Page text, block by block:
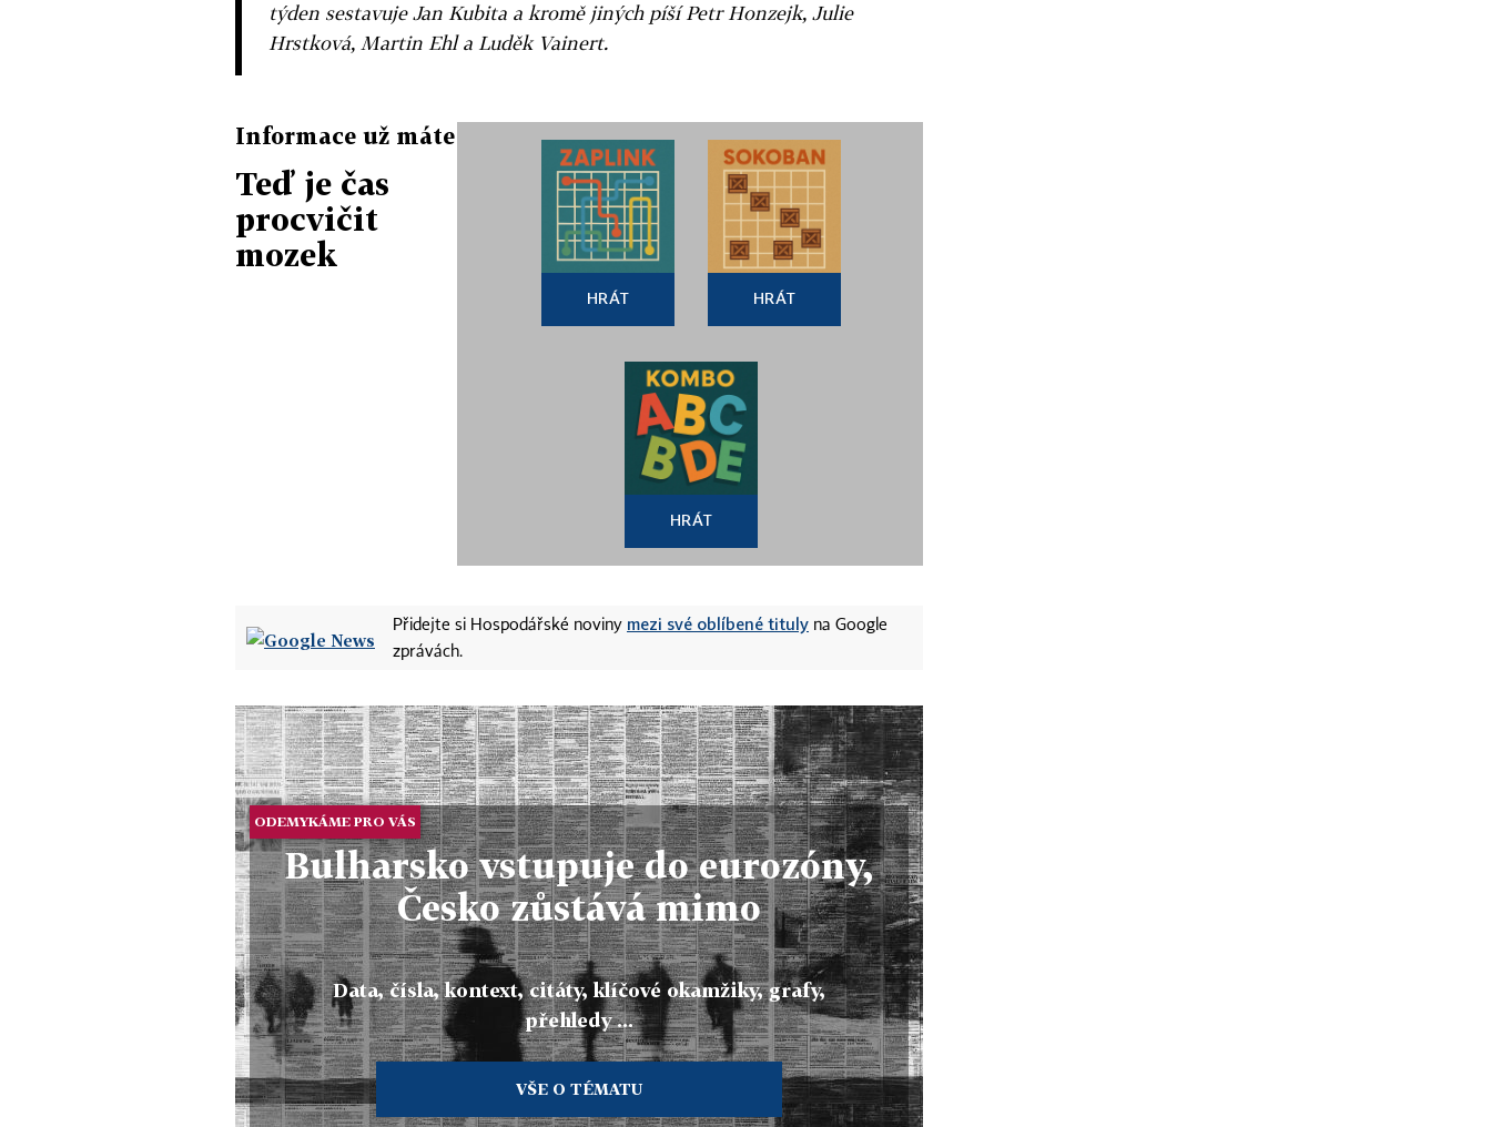
týden sestavuje Jan Kubita a kromě jiných píší Petr Honzejk, Julie
Hrstková, Martin Ehl a Luděk Vainert.
Informace už máte
Teď je čas
procvičit
mozek
HRÁT HRÁT
HRÁT
Přidejte si Hospodářské noviny mezi své oblíbené tituly na Google
zprávách.
ODEMYKÁME PRO VÁS
Bulharsko vstupuje do eurozóny,
Česko zůstává mimo
Data, čísla, kontext, citáty, klíčové okamžiky, grafy,
přehledy ...
VŠE O TÉMATU